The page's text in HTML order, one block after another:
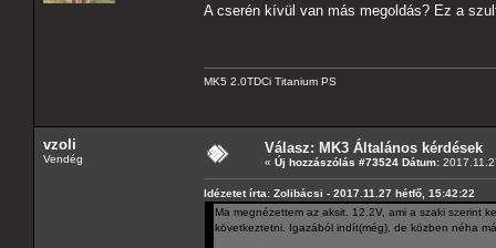
A cserén kívül van más megoldás? Ez a
MK5 2.0TDCi Titanium PS
vzoli
Vendég
Válasz: MK3 Általános kérdések
« Új hozzászólás #73524 Dátum:
Idézetet írta: Zolibácsi - 2017.11.27 hétfő, 15:42:22
Ma megnézettem az aksit. 12.2V, ami a szaki szerint
következtetni. Igazából indít(még), de közben néha